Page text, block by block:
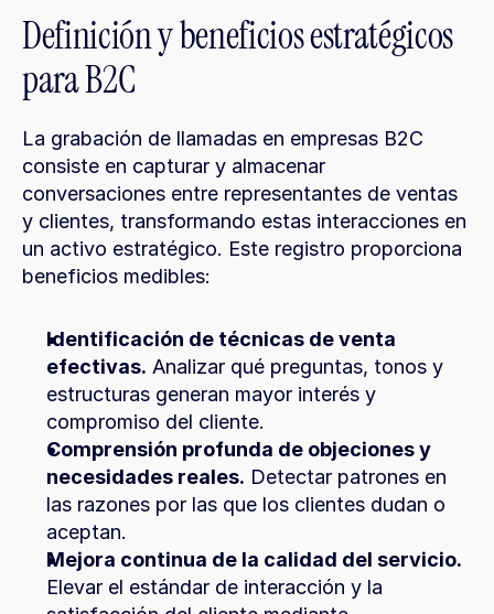
Definición y beneficios estratégicos
para B2C
La grabación de llamadas en empresas B2C
consiste en capturar y almacenar
conversaciones entre representantes de ventas
y clientes, transformando estas interacciones en
un activo estratégico. Este registro proporciona
beneficios medibles:
Identificación de técnicas de venta
efectivas. Analizar qué preguntas, tonos y
estructuras generan mayor interés y
compromiso del cliente.
Comprensión profunda de objeciones y
necesidades reales. Detectar patrones en
las razones por las que los clientes dudan o
aceptan.
Mejora continua de la calidad del servicio.
Elevar el estándar de interacción y la